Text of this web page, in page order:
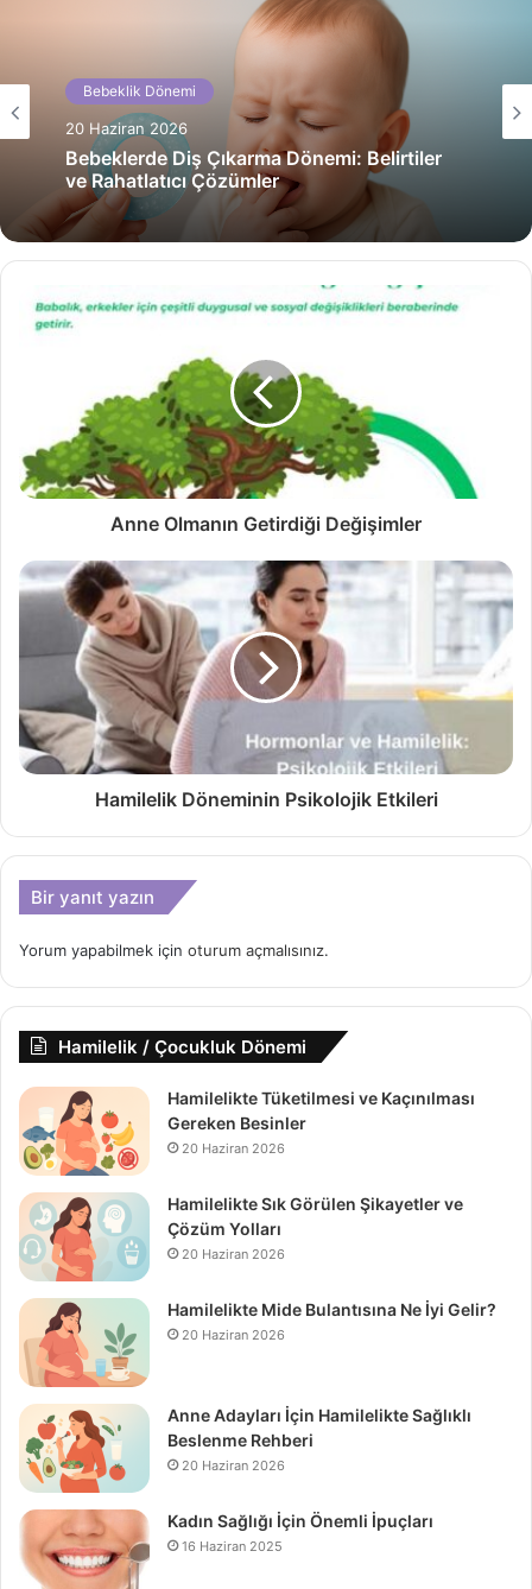
Bebeklik Dönemi
20 Haziran 2026
Bebeklerde Diş Çıkarma Dönemi: Belirtiler
ve Rahatlatıcı Çözümler
Bebeklik Dönemi
20 Haziran 2026
Bebeklerde Grip ve Soğuk Algınlığından
Korunma Yolları
Anne Olmanın Getirdiği Değişimler
Hamilelik Döneminin Psikolojik Etkileri
Bir yanıt yazın
Yorum yapabilmek için oturum açmalısınız.
Hamilelik / Çocukluk Dönemi
Hamilelikte Tüketilmesi ve Kaçınılması
Gereken Besinler
20 Haziran 2026
Hamilelikte Sık Görülen Şikayetler ve
Çözüm Yolları
20 Haziran 2026
Hamilelikte Mide Bulantısına Ne İyi Gelir?
20 Haziran 2026
Anne Adayları İçin Hamilelikte Sağlıklı
Beslenme Rehberi
20 Haziran 2026
Kadın Sağlığı İçin Önemli İpuçları
16 Haziran 2025